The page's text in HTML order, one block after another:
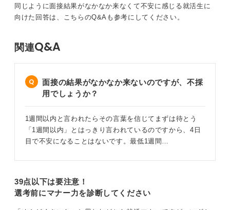
別企業への応募を検討してみるのも選択肢の一つ
もう一つのアクションとしては、新たな応募先を探すこ
とです。一つの結果が出るまでに次の機会を探さないの
は時間のロスです。なかなか気持ちが乗らないかもしれ
ませんが、万が一のために、別の企業を探しておくのを
おすすめします。
もし今の会社で内定をもらえれば、その段階で新たに探
したところには断りを入れれば良いのです。外資系企業
は日本企業とは異なる採用プロセスを取る場合もよくあ
ります。採用に関してかかわる人や確認を取るべき人も
ければならないとか、そのようなことで時間がかかって
いる可能性もゼロではありません。くれぐれも焦らず、
同じように面接結果がなかなか来なくて不安に感じる就活生に
向けた回答は、こちらのQ&Aも参考にしてください。
関連Q&A
面接の結果がなかなか来ないのですが、不採
用でしょうか？
1週間以内と言われたらその言葉を信じてまずは待とう
「1週間以内」とはっきり言われているのですから、4日
目で不安になることはないです。最低1週間…
39点以下は要注意！
選考前にマナー力を診断してください